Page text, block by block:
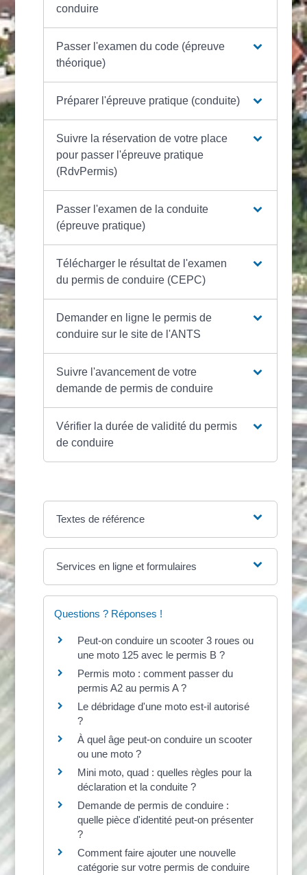
conduire
Passer l'examen du code (épreuve
théorique)
Préparer l'épreuve pratique (conduite)
Suivre la réservation de votre place
pour passer l'épreuve pratique
(RdvPermis)
Passer l'examen de la conduite
(épreuve pratique)
Télécharger le résultat de l'examen
du permis de conduire (CEPC)
Demander en ligne le permis de
conduire sur le site de l'ANTS
Suivre l'avancement de votre
demande de permis de conduire
Vérifier la durée de validité du permis
de conduire
Textes de référence
Services en ligne et formulaires
Questions ? Réponses !
Peut-on conduire un scooter 3 roues ou
une moto 125 avec le permis B ?
Permis moto : comment passer du
permis A2 au permis A ?
Le débridage d'une moto est-il autorisé
?
À quel âge peut-on conduire un scooter
ou une moto ?
Mini moto, quad : quelles règles pour la
déclaration et la conduite ?
Demande de permis de conduire :
quelle pièce d'identité peut-on présenter
?
Comment faire ajouter une nouvelle
catégorie sur votre permis de conduire